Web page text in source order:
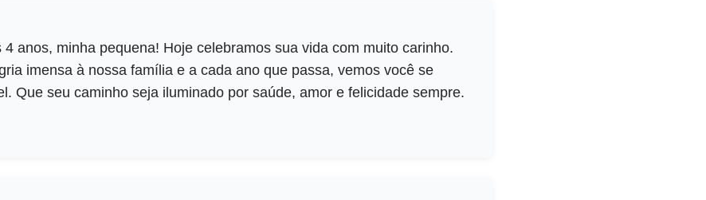
4 anos, minha pequena! Hoje celebramos sua vida com muito carinho.
imensa à nossa família e a cada ano que passa, vemos você se
Que seu caminho seja iluminado por saúde, amor e felicidade sempre.